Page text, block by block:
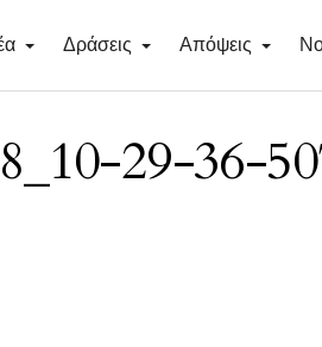
Δράσεις Απόψεις
29-36-